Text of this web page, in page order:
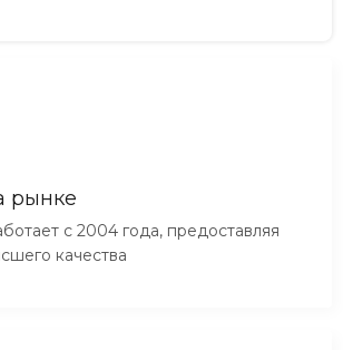
рынке
с 2004 года, предоставляя
качества